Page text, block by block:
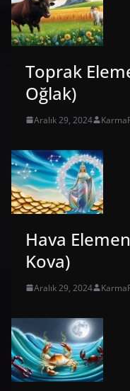
Toprak
Oğlak)
Aralık 29, 2024
Hava
Kova)
Aralık 29, 2024